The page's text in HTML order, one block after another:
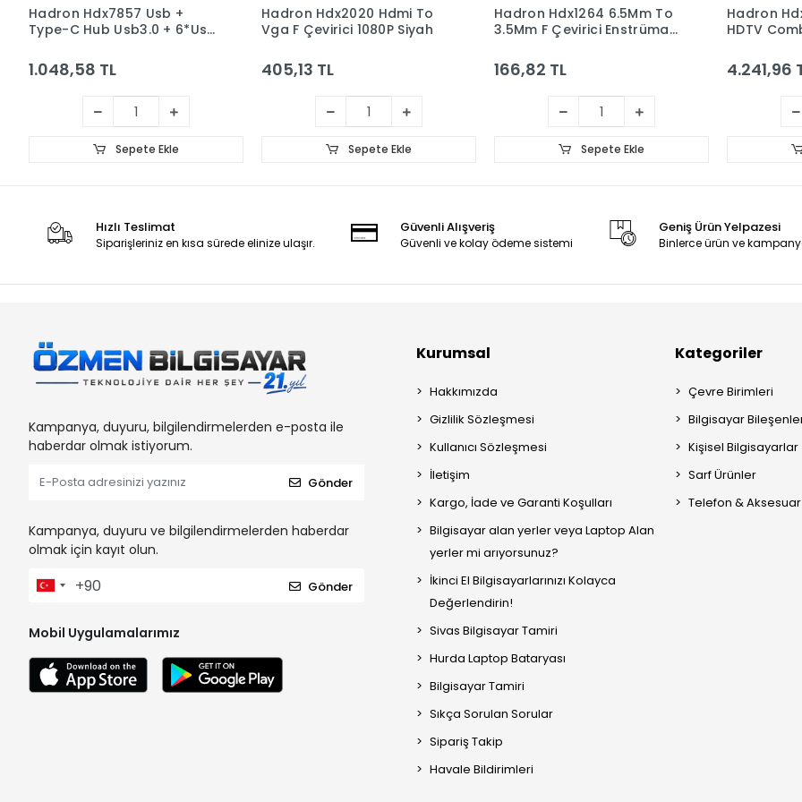
Hadron Hdx7857 Usb +
Type-C Hub Usb3.0 + 6*Usb
1.048,58 TL
Sepete Ekle
Hadron Hdx2020 Hdmi To
Vga F Çevirici 1080P Siyah
405,13 TL
Sepete Ekle
Hadron Hdx1264 6.5Mm To
3.5Mm F Çevirici Enstrüman
166,82 TL
Sepete Ekle
Hadron
HDTV
4.241,96
Hızlı Teslimat
Siparişleriniz en kısa sürede elinize ulaşır.
Güvenli Alışveriş
Güvenli ve kolay ödeme sistemi
Geniş Ürün Yelpazesi
Binlerce ürün ve
Kampanya, duyuru, bilgilendirmelerden e-posta ile
haberdar olmak istiyorum.
Gönder
Kampanya, duyuru ve bilgilendirmelerden haberdar
olmak için kayıt olun.
Gönder
Mobil Uygulamalarımız
Kurumsal
Hakkımızda
Gizlilik Sözleşmesi
Kullanıcı Sözleşmesi
İletişim
Kargo, İade ve Garanti Koşulları
Bilgisayar alan yerler veya Laptop Alan
yerler mi arıyorsunuz?
İkinci El Bilgisayarlarınızı Kolayca
Değerlendirin!
Sivas Bilgisayar Tamiri
Hurda Laptop Bataryası
Bilgisayar Tamiri
Sıkça Sorulan Sorular
Sipariş Takip
Havale Bildirimleri
Kategoriler
Çevre Birimleri
Bilgisayar
Kişisel Bilgisayarlar
Sarf Ürünler
Telefon & Aksesuar